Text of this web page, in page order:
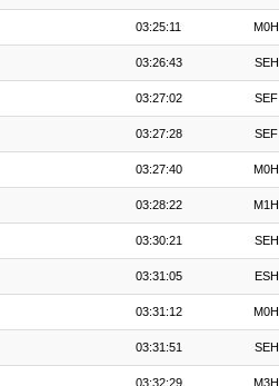
03:25:11 M0H
03:26:43 SEH
03:27:02 SEF
03:27:28 SEF
03:27:40 M0H
03:28:22 M1H
03:30:21 SEH
03:31:05 ESH
03:31:12 M0H
03:31:51 SEH
03:32:29 M3H